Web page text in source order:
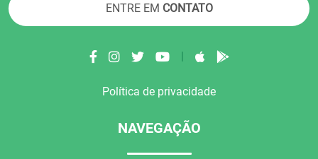
ENTRE EM CONTATO
Política de privacidade
NAVEGAÇÃO